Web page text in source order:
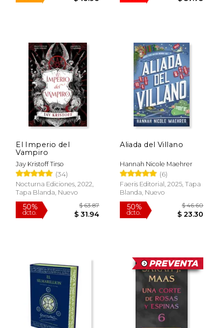
15%
dcto.
Rápido
35%
dcto.
Rápido
El Imperio del
Vampiro
Jay Kristoff Tirso
(34)
Nocturna Ediciones, 2022,
Tapa Blanda, Nuevo
Aliada del Villano
Hannah Nicole Maehrer
(6)
Faeris Editorial, 2025, Tapa
Blanda, Nuevo